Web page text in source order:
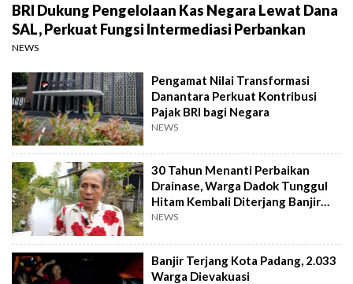
BRI Dukung Pengelolaan Kas Negara Lewat Dana
SAL, Perkuat Fungsi Intermediasi Perbankan
NEWS
Pengamat Nilai Transformasi
Danantara Perkuat Kontribusi
Pajak BRI bagi Negara
NEWS
30 Tahun Menanti Perbaikan
Drainase, Warga Dadok Tunggul
Hitam Kembali Diterjang Banjir
Parah
NEWS
Banjir Terjang Kota Padang, 2.033
Warga Dievakuasi